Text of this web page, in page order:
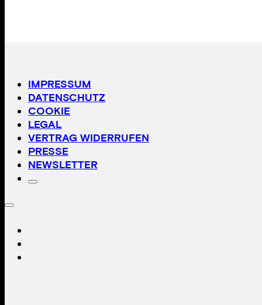
IMPRESSUM
DATENSCHUTZ
COOKIE
LEGAL
VERTRAG WIDERRUFEN
PRESSE
NEWSLETTER